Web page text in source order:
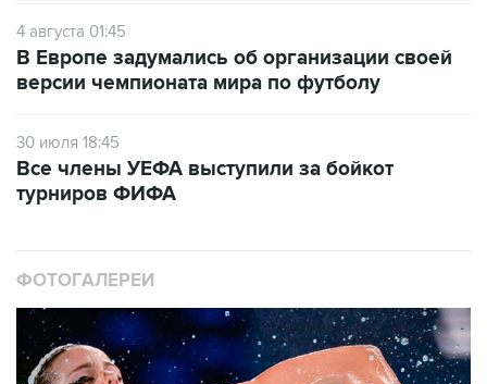
4 августа 01:45
В Европе задумались об организации своей
версии чемпионата мира по футболу
30 июля 18:45
Все члены УЕФА выступили за бойкот
турниров ФИФА
ФОТОГАЛЕРЕИ